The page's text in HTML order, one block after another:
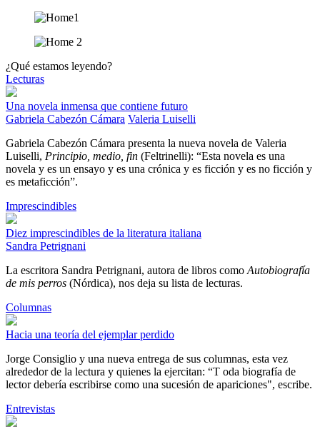
¿Qué estamos leyendo?
Lecturas
Una novela inmensa que contiene futuro
Gabriela Cabezón Cámara Valeria Luiselli
Gabriela Cabezón Cámara presenta la nueva novela de Valeria
Luiselli, Principio, medio, fin (Feltrinelli): “Esta novela es una
novela y es un ensayo y es una crónica y es ficción y es no ficción y
es metaficción”.
Imprescindibles
Diez imprescindibles de la literatura italiana
Sandra Petrignani
La escritora Sandra Petrignani, autora de libros como Autobiografía
de mis perros (Nórdica), nos deja su lista de lecturas.
Columnas
Hacia una teoría del ejemplar perdido
Jorge Consiglio y una nueva entrega de sus columnas, esta vez
alrededor de la lectura y quienes la ejercitan: “T oda biografía de
lector debería escribirse como una sucesión de apariciones", escribe.
Entrevistas